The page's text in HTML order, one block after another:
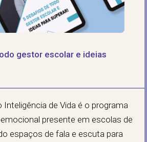
gestor escolar e ideias
Inteligência de Vida é o programa
presente em escolas de
espaços de fala e escuta para